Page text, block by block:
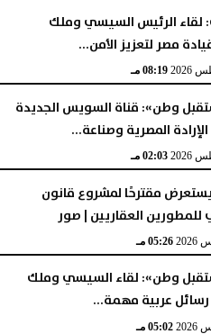
الرئيس السيسي وملك
مصر لتعزيز الأمن...
08:19 مـ
وطن»: قناة السويس الجديدة
المصرية وصناعة...
02:03 مـ
مقترحًا لمشروع قانون
للمطورين العقاريين | صور
05:26 مـ
وطن»: لقاء السيسي وملك
رسائل عربية مهمة...
05:02 مـ